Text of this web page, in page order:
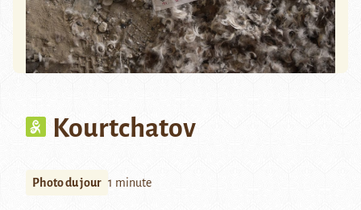
Kourtchatov
Photo du jour 1 minute